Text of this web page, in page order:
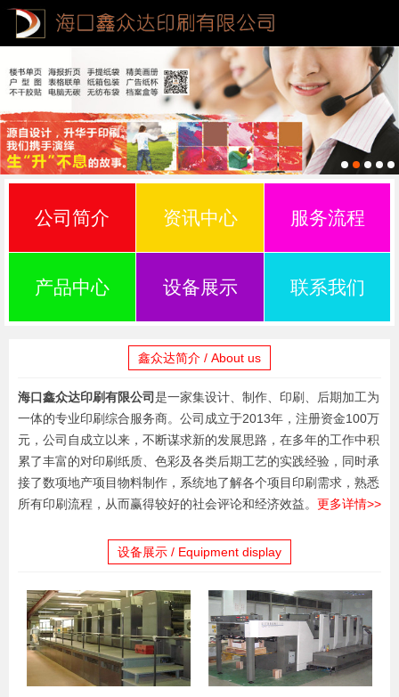
公司简介 资讯中心 服务流程
产品中心 设备展示 联系我们
鑫众达简介 / About us
海口鑫众达印刷有限公司是一家集设计、制作、印刷、后期加工为
一体的专业印刷综合服务商。公司成立于2013年，注册资金100万
元，公司自成立以来，不断谋求新的发展思路，在多年的工作中积
累了丰富的对印刷纸质、色彩及各类后期工艺的实践经验，同时承
接了数项地产项目物料制作，系统地了解各个项目印刷需求，熟悉
所有印刷流程，从而赢得较好的社会评论和经济效益。 更多详情>>
设备展示 / Equipment display